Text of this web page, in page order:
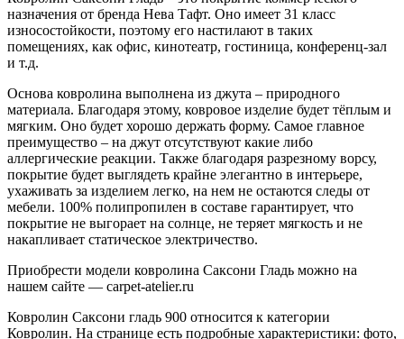
назначения от бренда Нева Тафт. Оно имеет 31 класс
износостойкости, поэтому его настилают в таких
помещениях, как офис, кинотеатр, гостиница, конференц-зал
и т.д.
Основа ковролина выполнена из джута – природного
материала. Благодаря этому, ковровое изделие будет тёплым и
мягким. Оно будет хорошо держать форму. Самое главное
преимущество – на джут отсутствуют какие либо
аллергические реакции. Также благодаря разрезному ворсу,
покрытие будет выглядеть крайне элегантно в интерьере,
ухаживать за изделием легко, на нем не остаются следы от
мебели. 100% полипропилен в составе гарантирует, что
покрытие не выгорает на солнце, не теряет мягкость и не
накапливает статическое электричество.
Приобрести модели ковролина Саксони Гладь можно на
нашем сайте — carpet-atelier.ru
Ковролин Саксони гладь 900 относится к категории
Ковролин. На странице есть подробные характеристики: фото,